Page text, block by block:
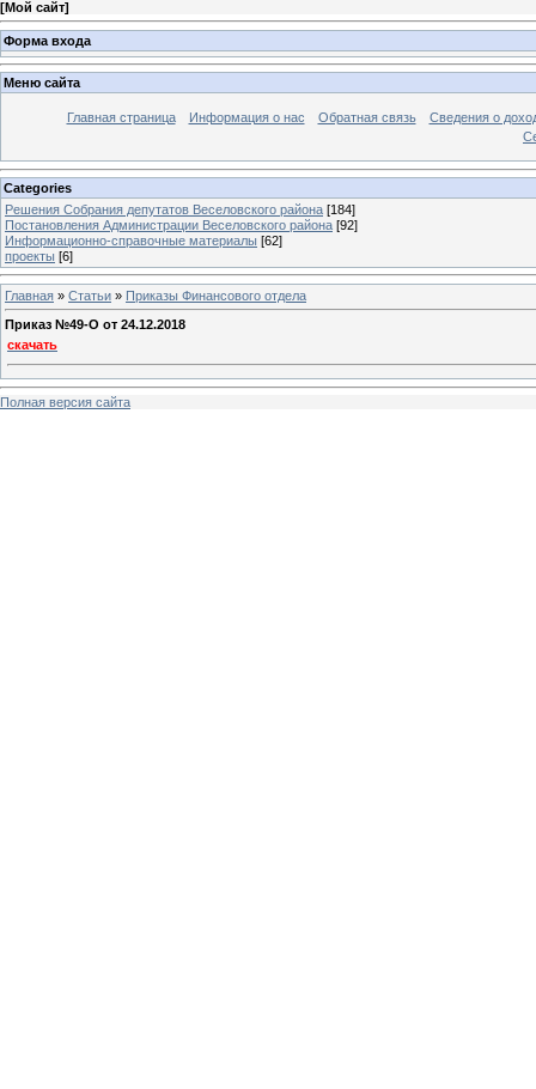
[Мой сайт]
Форма входа
Меню сайта
Главная страница Информация о нас Обратная связь
Сведения о
Categories
Решения Собрания депутатов Веселовского района [184]
Постановления Администрации Веселовского района [92]
Информационно-справочные материалы [62]
проекты [6]
Главная » Статьи » Приказы Финансового отдела
Приказ №49-O от 24.12.2018
скачать
Полная версия сайта